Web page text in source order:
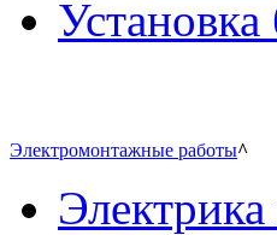
Установка
Электромонтажные работы^